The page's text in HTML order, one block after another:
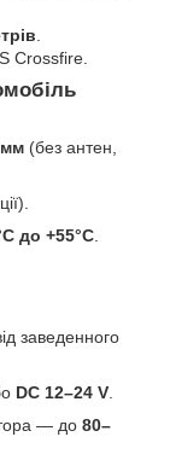
Crossfire.
мм (без антен,
до +55°C.
заведенного
DC 12–24 V.
— до 80–